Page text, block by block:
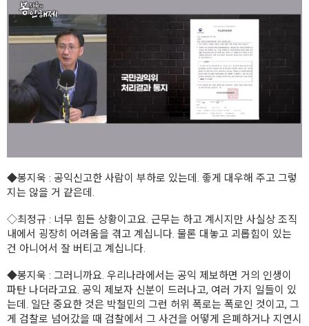
◆봉지욱 : 공익신고한 사람이 부하로 있는데. 좋게 대우해 주고 그렇
지는 않을 거 같은데.
◇최정규 : 너무 힘든 상황이고요. 근무는 하고 계시지만 사실상 조직
내에서 굉장히 어려움을 겪고 계십니다. 물론 대놓고 괴롭힘이 있는
건 아니어서 잘 버티고 계십니다.
◆봉지욱 : 그러니까요. 우리나라에서는 공익 제보하면 거의 인생이
파탄 나더라고요. 공익 제보자 신분이 드러나고, 여러 가지 일들이 있
는데. 일단 중요한 것은 박철민의 그런 허위 폭로는 폭로인 것이고, 그
게 검찰로 넘어갔을 때 검찰에서 그 사건을 어떻게 은폐하거나 지연시